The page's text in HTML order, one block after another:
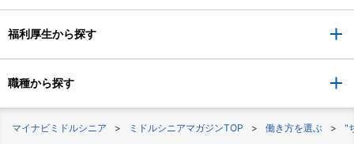
福利厚生から探す
職種から探す
マイナビミドルシニア ミドルシニアマガジンTOP 働き方を選ぶ "